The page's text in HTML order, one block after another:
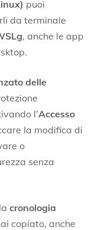
puoi
da terminale
, anche le app
delle
l’Accesso
la modifica di
o
senza
cronologia
copiato, anche